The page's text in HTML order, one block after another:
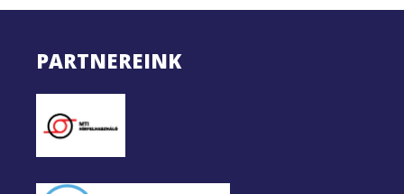
PARTNEREINK